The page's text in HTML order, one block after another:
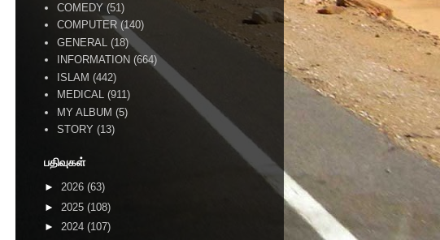
COMEDY (51)
COMPUTER (140)
GENERAL (18)
INFORMATION (664)
ISLAM (442)
MEDICAL (911)
MY ALBUM (5)
STORY (13)
பதிவுகள்
► 2026 (63)
► 2025 (108)
► 2024 (107)